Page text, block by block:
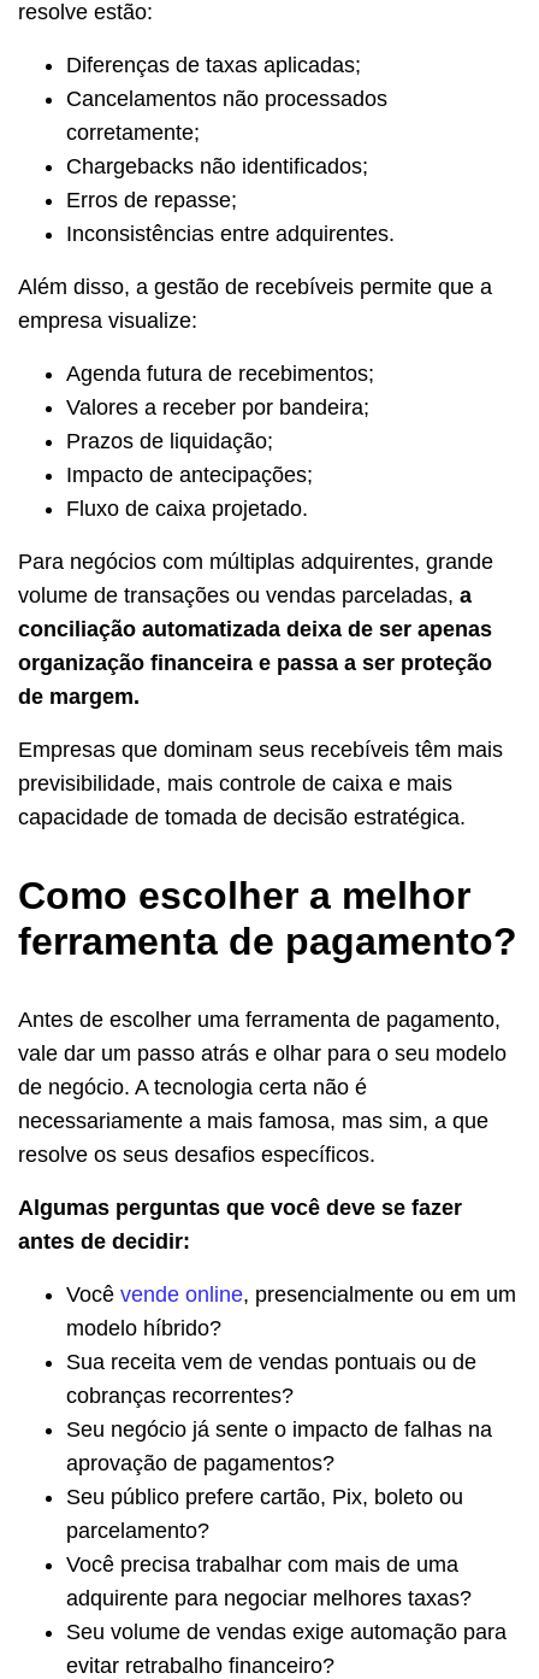
resolve estão:
Diferenças de taxas aplicadas;
Cancelamentos não processados
corretamente;
Chargebacks não identificados;
Erros de repasse;
Inconsistências entre adquirentes.
Além disso, a gestão de recebíveis permite que a
empresa visualize:
Agenda futura de recebimentos;
Valores a receber por bandeira;
Prazos de liquidação;
Impacto de antecipações;
Fluxo de caixa projetado.
Para negócios com múltiplas adquirentes, grande
volume de transações ou vendas parceladas, a
conciliação automatizada deixa de ser apenas
organização financeira e passa a ser proteção
de margem.
Empresas que dominam seus recebíveis têm mais
previsibilidade, mais controle de caixa e mais
capacidade de tomada de decisão estratégica.
Como escolher a melhor
ferramenta de pagamento?
Antes de escolher uma ferramenta de pagamento,
vale dar um passo atrás e olhar para o seu modelo
de negócio. A tecnologia certa não é
necessariamente a mais famosa, mas sim, a que
resolve os seus desafios específicos.
Algumas perguntas que você deve se fazer
antes de decidir:
Você vende online, presencialmente ou em um
modelo híbrido?
Sua receita vem de vendas pontuais ou de
cobranças recorrentes?
Seu negócio já sente o impacto de falhas na
aprovação de pagamentos?
Seu público prefere cartão, Pix, boleto ou
parcelamento?
Você precisa trabalhar com mais de uma
adquirente para negociar melhores taxas?
Seu volume de vendas exige automação para
evitar retrabalho financeiro?